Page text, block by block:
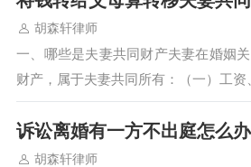
胡森轩律师
一、哪些是夫妻共同财产夫妻在婚姻
财产，属于夫妻共同所有：（一）工
诉讼离婚有一方不出庭怎么
胡森轩律师